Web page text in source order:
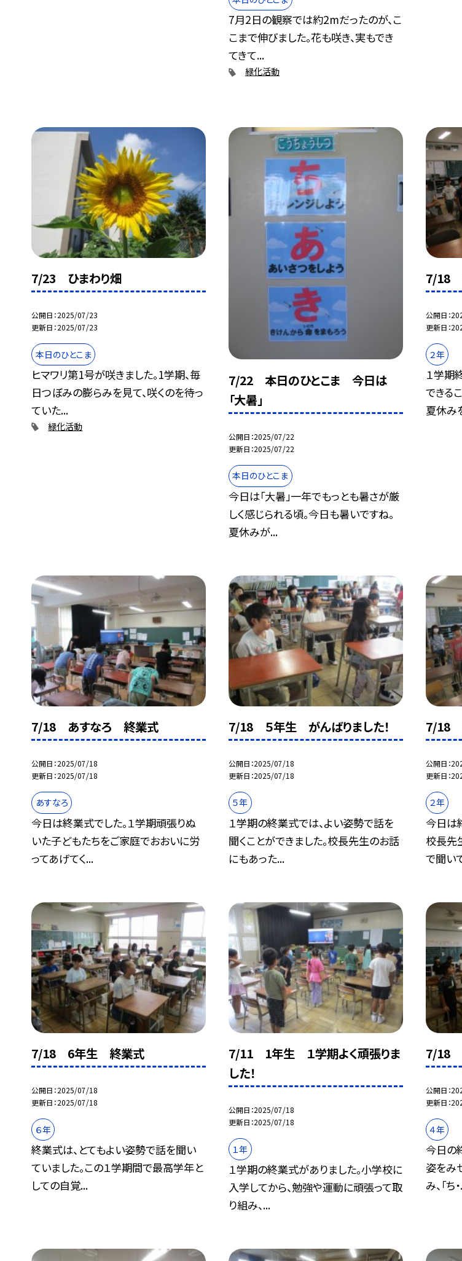
7月2日の観察では約2mだったのが、こ
こまで伸びました。花も咲き、実もでき
てきて...
緑化活動
7/23 ひまわり畑
公開日 2025/07/23
更新日 2025/07/23
本日のひとこま
ヒマワリ第1号が咲きました。1学期、毎
日つぼみの膨らみを見て、咲くのを待っ
ていた...
緑化活動
7/22 本日のひとこま 今日は
「大暑」
公開日 2025/07/22
更新日 2025/07/22
本日のひとこま
今日は「大暑」一年でもっとも暑さが厳
しく感じられる頃。今日も暑いですね。
夏休みが...
7/18
公開日
更新日
２年
１学期
できる
夏休み
7/18 あすなろ 終業式
公開日 2025/07/18
更新日 2025/07/18
あすなろ
今日は終業式でした。１学期頑張りぬ
いた子どもたちをご家庭でおおいに労
ってあげてく...
7/18 ５年生 がんばりました！
公開日 2025/07/18
更新日 2025/07/18
５年
１学期の終業式では、よい姿勢で話を
聞くことができました。校長先生のお話
にもあった...
7/18
公開日
更新日
２年
今日は
校長先
で聞い
7/18 6年生 終業式
公開日 2025/07/18
更新日 2025/07/18
６年
終業式は、とてもよい姿勢で話を聞い
ていました。この１学期間で最高学年と
しての自覚...
7/11 1年生 １学期よく頑張りま
した！
公開日 2025/07/18
更新日 2025/07/18
１年
１学期の終業式がありました。小学校に
入学してから、勉強や運動に頑張って取
り組み、...
7/18
公開日
更新日
４年
今日の
姿をみ
み、「ち